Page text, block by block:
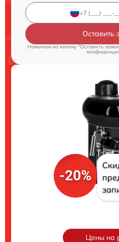
Оставить
Нажимая на кнопку "Оставить
-20%
Цены на